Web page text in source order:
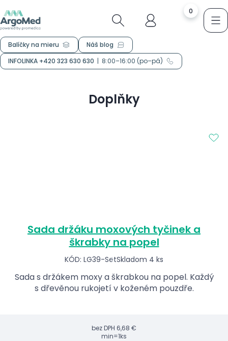
0
Balíčky na mieru
Náš blog
INFOLINKA +420 323 630 630 | 8:00–16:00 (po–pá)
Doplňky
Sada držáku moxových tyčinek a
škrabky na popel
KÓD: LG39-SetSkladom 4 ks
Sada s držákem moxy a škrabkou na popel. Každý
s dřevěnou rukojetí v koženém pouzdře.
bez DPH 6,68 €
min=1ks